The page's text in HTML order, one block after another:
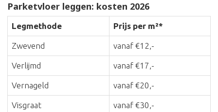
Parketvloer leggen: kosten 2026
Legmethode Prijs per m²*
Zwevend vanaf €12,-
Verlijmd vanaf €17,-
Vernageld vanaf €20,-
Visgraat vanaf €30,-